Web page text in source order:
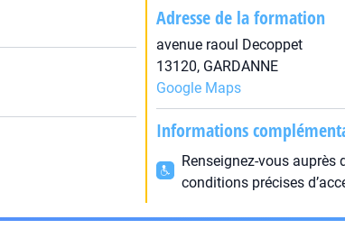
Adresse de la formation
avenue raoul Decoppet
13120, GARDANNE
Google Maps
Informations
Renseignez-vous auprès
conditions précises